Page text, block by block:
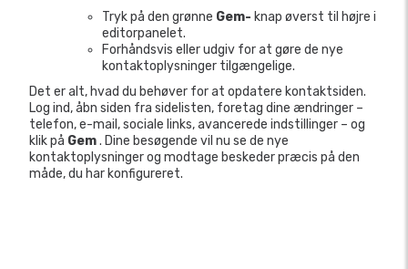
Tryk på den grønne Gem- knap øverst til højre i
editorpanelet.
Forhåndsvis eller udgiv for at gøre de nye
kontaktoplysninger tilgængelige.
Det er alt, hvad du behøver for at opdatere kontaktsiden.
Log ind, åbn siden fra sidelisten, foretag dine ændringer –
telefon, e-mail, sociale links, avancerede indstillinger – og
klik på Gem. Dine besøgende vil nu se de nye
kontaktoplysninger og modtage beskeder præcis på den
måde, du har konfigureret.